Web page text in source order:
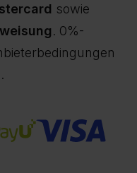
sowie
. 0%-